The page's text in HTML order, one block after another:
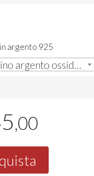
argento 925
Ciondolo Tortellino argento ossidato | € 45,00
,00